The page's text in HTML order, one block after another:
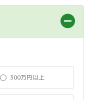
300万円以上